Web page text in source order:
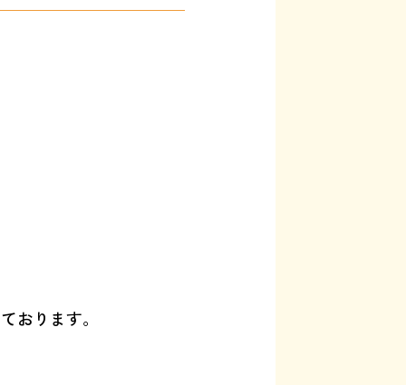
おります。